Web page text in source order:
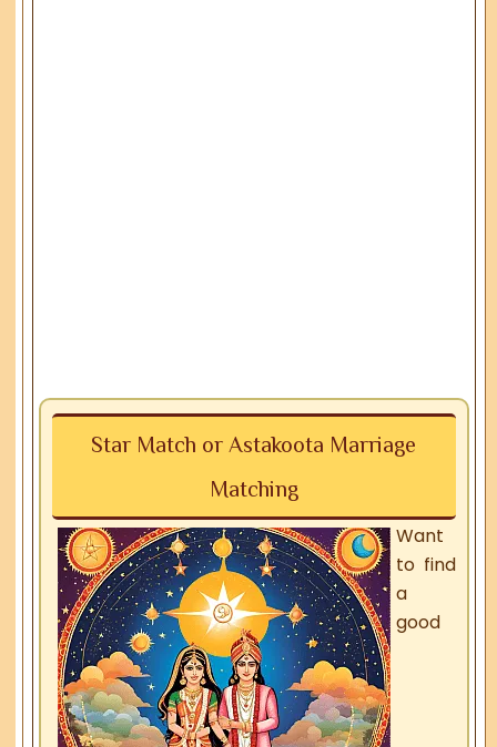
Star Match or Astakoota Marriage
Matching
Want
to find
a
good